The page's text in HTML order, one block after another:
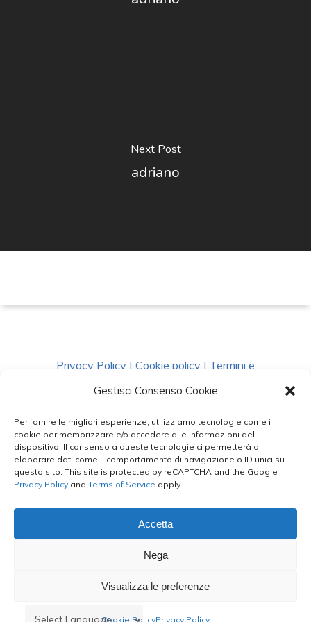
Gestisci Consenso Cookie
Per fornire le migliori esperienze, utilizziamo tecnologie come i
cookie per memorizzare e/o accedere alle informazioni del
dispositivo. Il consenso a queste tecnologie ci permetterà di
elaborare dati come il comportamento di navigazione o ID unici su
questo sito. This site is protected by reCAPTCHA and the Google
Privacy Policy and Terms of Service apply.
Accetta
Nega
Visualizza le preferenze
Cookie PolicyPrivacy Policy
Next Post
adriano
Privacy Policy | Cookie policy | Termini e
Condizioni|Richiedi Dati
facebook instagram whatsappphone
email
Le Bontà del Capo ©